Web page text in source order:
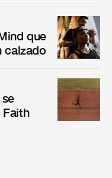
que
calzado